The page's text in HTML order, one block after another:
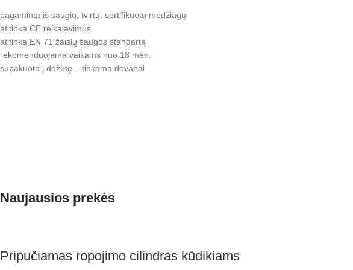
pagaminta iš saugių, tvirtų, sertifikuotų medžiagų
atitinka CE reikalavimus
atitinka EN 71 žaislų saugos standartą
rekomenduojama vaikams nuo 18 mėn.
supakuota į dėžutę – tinkama dovanai
Naujausios prekės
Pripučiamas ropojimo cilindras kūdikiams